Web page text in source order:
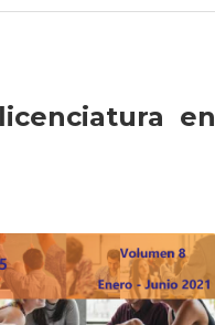
en